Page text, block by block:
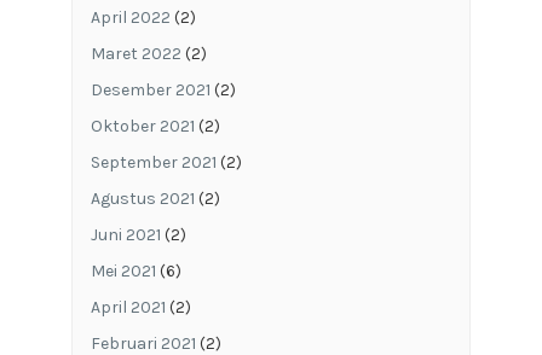
April 2022 (2)
Maret 2022 (2)
Desember 2021 (2)
Oktober 2021 (2)
September 2021 (2)
Agustus 2021 (2)
Juni 2021 (2)
Mei 2021 (6)
April 2021 (2)
Februari 2021 (2)